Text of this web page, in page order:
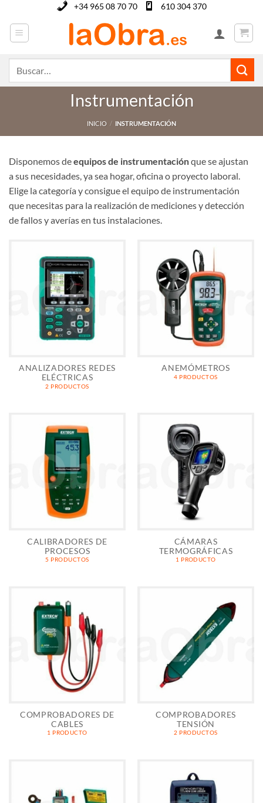
contenido
+34 965 08 70 70 610 304 370
Instrumentación
INICIO / INSTRUMENTACIÓN
Disponemos deequipos de instrumentaciónque se ajustan
a sus necesidades, ya sea hogar, oficina o proyecto laboral.
Elige la categoría y consigue el equipo de instrumentación
que necesitas para la realización de mediciones y detección
de fallos y averías en tus instalaciones.
ANALIZADORES REDES
ELÉCTRICAS
2 PRODUCTOS
ANEMÓMETROS
4 PRODUCTOS
CALIBRADORES DE
PROCESOS
5 PRODUCTOS
CÁMARAS
TERMOGRÁFICAS
1 PRODUCTO
COMPROBADORES DE
CABLES
1 PRODUCTO
COMPROBADORES
TENSIÓN
2 PRODUCTOS